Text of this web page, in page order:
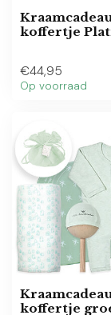
koffertje
€44,95
Op voorraad
koffertje